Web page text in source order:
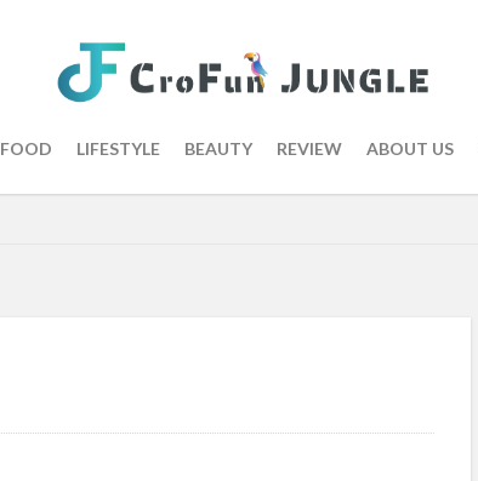
FOOD LIFESTYLE BEAUTY REVIEW ABOUT US